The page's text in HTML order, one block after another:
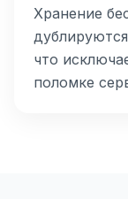
Хранение
что
поломке